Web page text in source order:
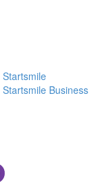
Startsmile
Business